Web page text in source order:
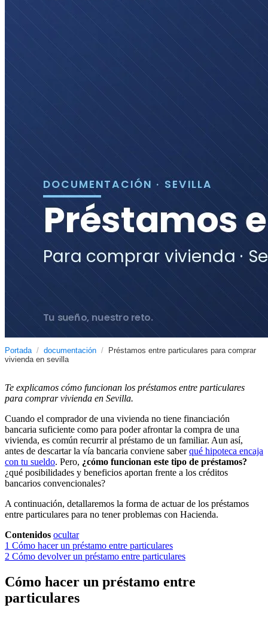
Portada / documentación /
Préstamos entre particulares para comprar
vivienda en sevilla
Te explicamos cómo funcionan los préstamos entre particulares
para comprar vivienda en Sevilla.
Cuando el comprador de una vivienda no tiene financiación
bancaria suficiente como para poder afrontar la compra de una
vivienda, es común recurrir al préstamo de un familiar. Aun así,
antes de descartar la vía bancaria conviene saberqué hipoteca encaja
con tu sueldo. Pero, ¿cómo funcionan este tipo de préstamos?
¿qué posibilidades y beneficios aportan frente a los créditos
bancarios convencionales?
A continuación, detallaremos la forma de actuar de los préstamos
entre particulares para no tener problemas con Hacienda.
Contenidos ocultar
1 Cómo hacer un préstamo entre particulares
2 Cómo devolver un préstamo entre particulares
Cómo hacer un préstamo entre
particulares